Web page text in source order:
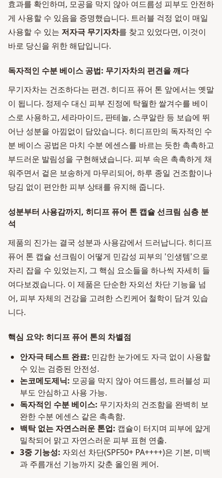
효과를 확인하며, 모공을 막지 않아 여드름성 피부도 안전하
게 사용할 수 있음을 증명했습니다. 트러블 걱정 없이 매일
사용할 수 있는 저자극 무기자차를 찾고 있었다면, 이것이
바로 당신을 위한 해답입니다.
독자적인 수분 베이스 공법: 무기자차의 편견을 깨다
무기자차는 건조하다는 편견. 히디프 퓨어 톤 앞에서는 옛말
이 됩니다. 정제수 대신 피부 진정에 탁월한 쌀겨수를 베이
스로 사용하고, 세라마이드, 판테놀, 스쿠알란 등 보습에 뛰
어난 성분을 아낌없이 담았습니다. 히디프만의 독자적인 수
분 베이스 공법은 마치 수분 에센스를 바르는 듯한 촉촉하고
부드러운 발림성을 구현해냈습니다. 피부 속은 촉촉하게 채
워주면서 겉은 보송하게 마무리되어, 하루 종일 건조함이나
당김 없이 편안한 피부 상태를 유지해 줍니다.
성분부터 사용감까지, 히디프 퓨어 톤 캡슐 선크림 심층 분
석
제품의 진가는 결국 성분과 사용감에서 드러납니다. 히디프
퓨어 톤 캡슐 선크림이 어떻게 민감성 피부의 '인생템'으로
자리 잡을 수 있었는지, 그 핵심 요소들을 하나씩 자세히 들
여다보겠습니다. 이 제품은 단순한 자외선 차단 기능을 넘
어, 피부 자체의 건강을 고려한 스킨케어 철학이 담겨 있습
니다.
핵심 요약: 히디프 퓨어 톤의 차별점
안자극 테스트 완료: 민감한 눈가에도 자극 없이 사용할
수 있는 검증된 안전성.
논코메도제닉: 모공을 막지 않아 여드름성, 트러블성 피
부도 안심하고 사용 가능.
독자적인 수분 베이스: 무기자차의 건조함을 완벽히 보
완한 수분 에센스 같은 촉촉함.
백탁 없는 자연스러운 톤업: 캡슐이 터지며 피부에 얇게
밀착되어 맑고 자연스러운 피부 표현 연출.
3중 기능성: 자외선 차단(SPF50+ PA++++)은 기본, 미백
과 주름개선 기능까지 갖춘 올인원 케어.